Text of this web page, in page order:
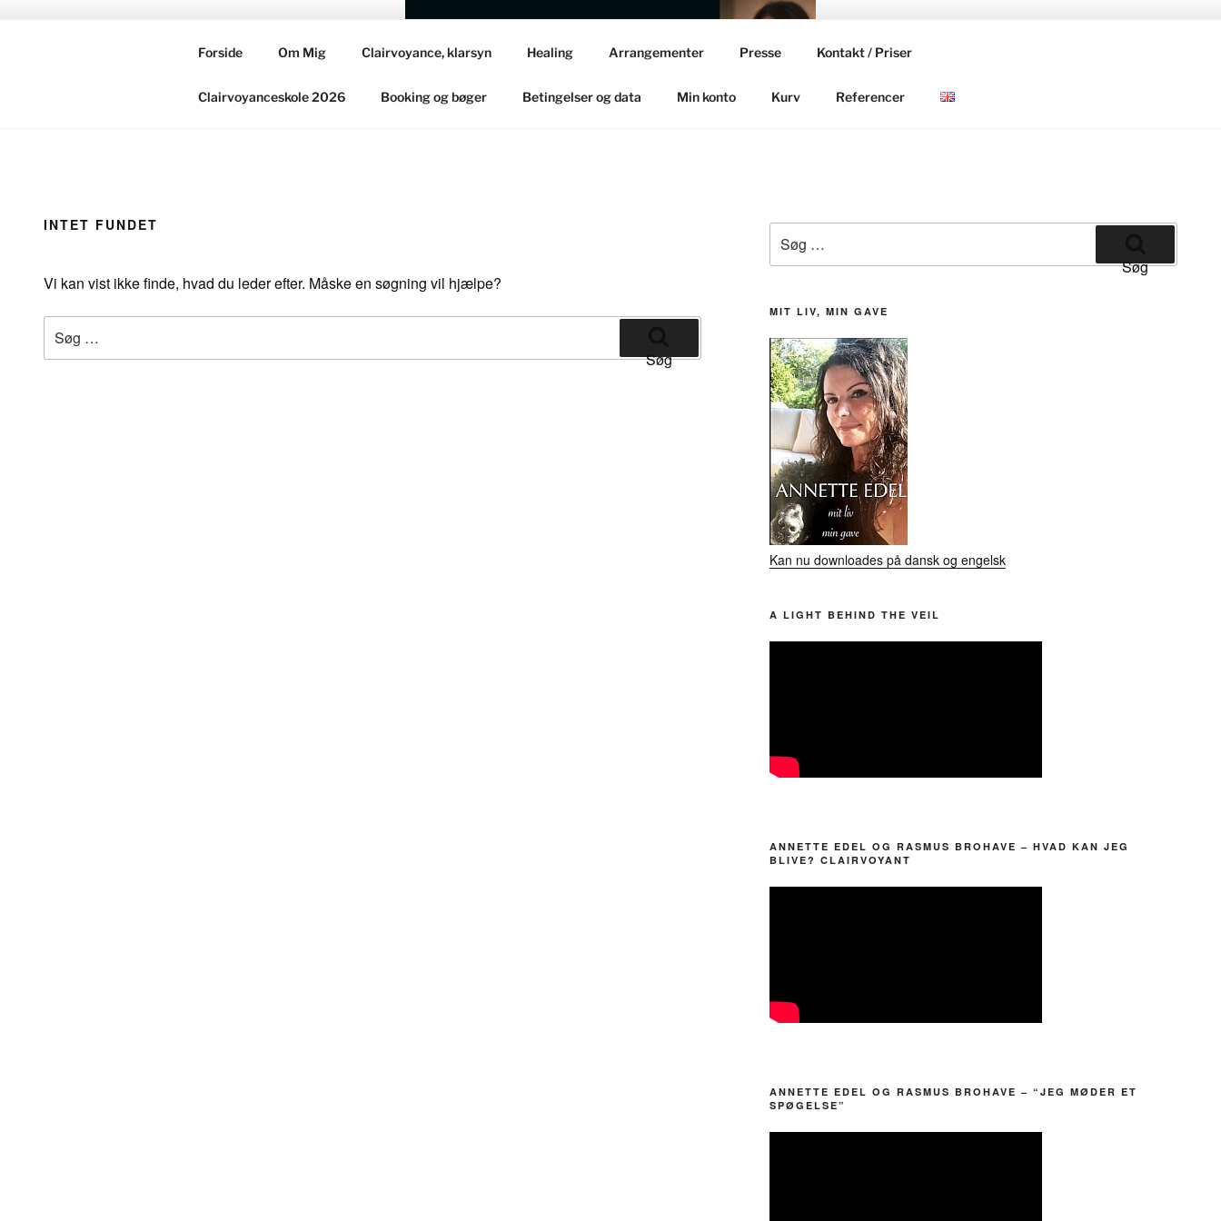
ANNETTE EDEL – CLAIRVOYANT MEDIUM
Forside Om Mig Clairvoyance, klarsyn Healing Arrangementer Presse Kontakt / Priser
Clairvoyanceskole 2026 Booking og bøger Betingelser og data Min konto Kurv Referencer
INTET FUNDET
Vi kan vist ikke finde, hvad du leder efter. Måske en søgning vil hjælpe?
Søg
efter:
Søg
efter:
Søg
MIT LIV, MIN GAVE
Kan nu downloades på dansk og engelsk
A LIGHT BEHIND THE VEIL
ANNETTE EDEL OG RASMUS BROHAVE – HVAD KAN JEG
BLIVE? CLAIRVOYANT
ANNETTE EDEL OG RASMUS BROHAVE – “JEG MØDER ET
SPØGELSE”